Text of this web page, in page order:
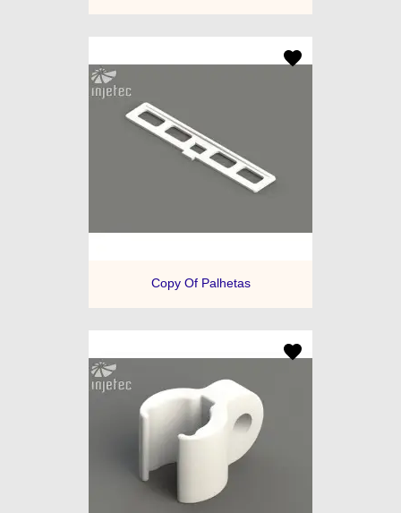
Copy Of Palhetas